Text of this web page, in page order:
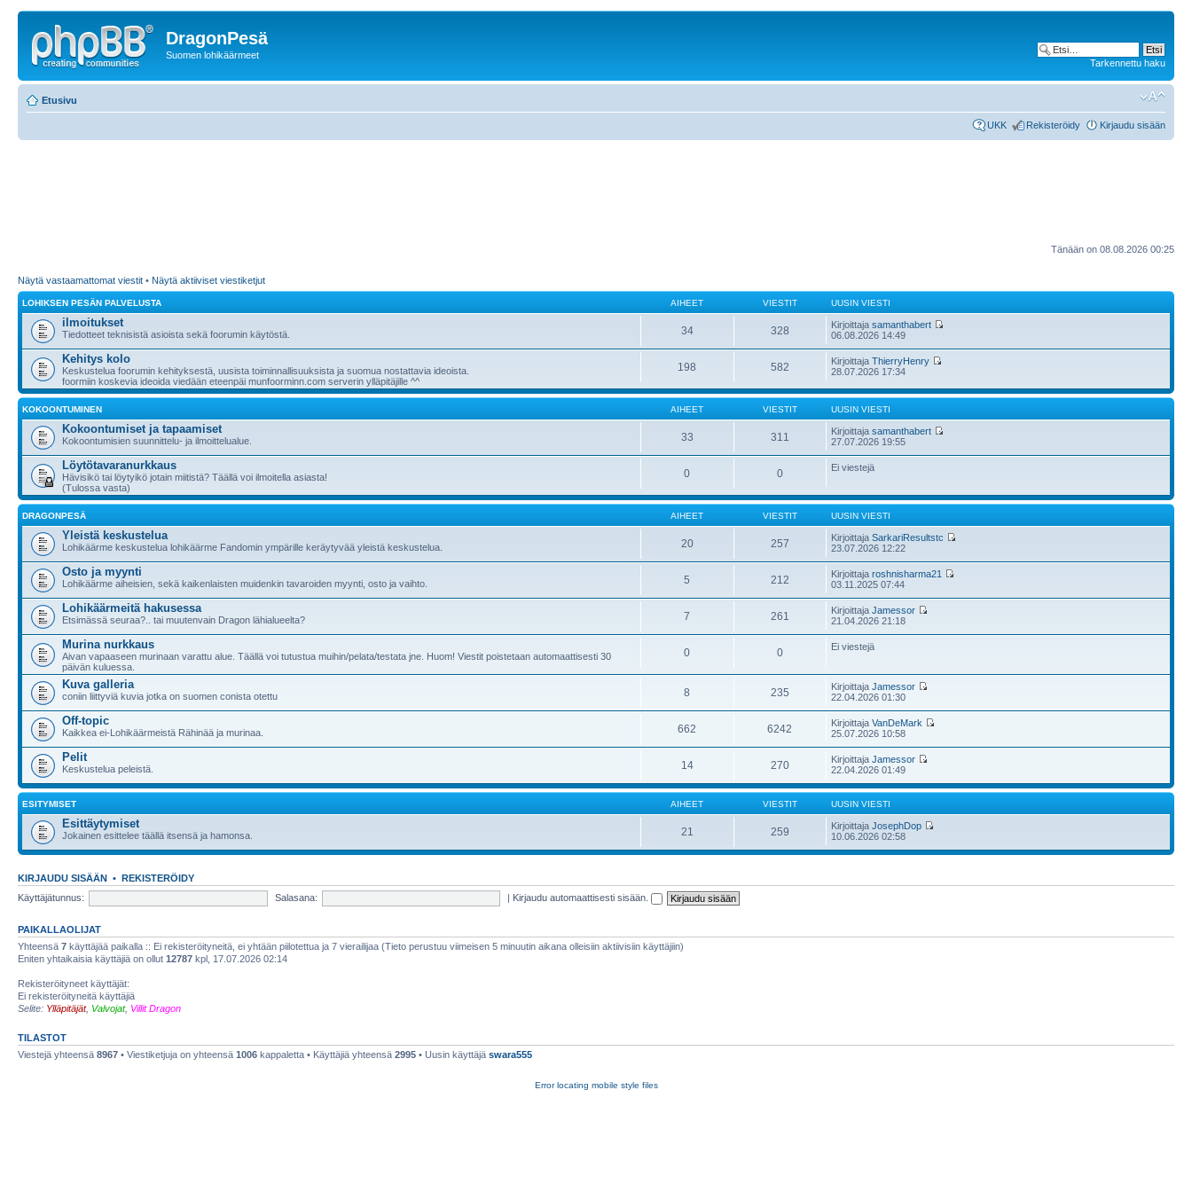
DragonPesä
Suomen lohikäärmeet
Tarkennettu haku
Etusivu
UKK Rekisteröidy Kirjaudu sisään
Tänään on 08.08.2026 00:25
Näytä vastaamattomat viestit • Näytä aktiiviset viestiketjut
LOHIKSEN PESÄN PALVELUSTA AIHEET VIESTIT UUSIN VIESTI
ilmoitukset
Tiedotteet teknisistä asioista sekä foorumin käytöstä. 34 328 Kirjoittajasamanthabert
06.08.2026 14:49
Kehitys kolo
Keskustelua foorumin kehityksestä, uusista toiminnallisuuksista ja suomua nostattavia ideoista.
foormiin koskevia ideoida viedään eteenpäi munfoorminn.com serverin ylläpitäjille ^^
198 582 KirjoittajaThierryHenry
28.07.2026 17:34
KOKOONTUMINEN AIHEET VIESTIT UUSIN VIESTI
Kokoontumiset ja tapaamiset
Kokoontumisien suunnittelu- ja ilmoittelualue. 33 311 Kirjoittajasamanthabert
27.07.2026 19:55
Löytötavaranurkkaus
Hävisikö tai löytyikö jotain miitistä? Täällä voi ilmoitella asiasta!
(Tulossa vasta)
0 0 Ei viestejä
DRAGONPESÄ AIHEET VIESTIT UUSIN VIESTI
Yleistä keskustelua
Lohikäärme keskustelua lohikäärme Fandomin ympärille keräytyvää yleistä keskustelua. 20 257 KirjoittajaSarkariResultstc
23.07.2026 12:22
Osto ja myynti
Lohikäärme aiheisien, sekä kaikenlaisten muidenkin tavaroiden myynti, osto ja vaihto. 5 212 Kirjoittajaroshnisharma21
03.11.2025 07:44
Lohikäärmeitä hakusessa
Etsimässä seuraa?.. tai muutenvain Dragon lähialueelta? 7 261 KirjoittajaJamessor
21.04.2026 21:18
Murina nurkkaus
Aivan vapaaseen murinaan varattu alue. Täällä voi tutustua muihin/pelata/testata jne. Huom! Viestit poistetaan automaattisesti 30
päivän kuluessa.
0 0 Ei viestejä
Kuva galleria
coniin liittyviä kuvia jotka on suomen conista otettu 8 235 KirjoittajaJamessor
22.04.2026 01:30
Off-topic
Kaikkea ei-Lohikäärmeistä Rähinää ja murinaa. 662 6242 KirjoittajaVanDeMark
25.07.2026 10:58
Pelit
Keskustelua peleistä. 14 270 KirjoittajaJamessor
22.04.2026 01:49
ESITYMISET AIHEET VIESTIT UUSIN VIESTI
Esittäytymiset
Jokainen esittelee täällä itsensä ja hamonsa. 21 259 KirjoittajaJosephDop
10.06.2026 02:58
KIRJAUDU SISÄÄN • REKISTERÖIDY
Käyttäjätunnus:
Salasana: | Kirjaudu automaattisesti sisään.
PAIKALLAOLIJAT
Yhteensä 7 käyttäjää paikalla :: Ei rekisteröityneitä, ei yhtään piilotettua ja 7 vierailijaa (Tieto perustuu viimeisen 5 minuutin aikana olleisiin aktiivisiin käyttäjiin)
Eniten yhtaikaisia käyttäjiä on ollut 12787 kpl, 17.07.2026 02:14
Rekisteröityneet käyttäjät:
Ei rekisteröityneitä käyttäjiä
Selite: Ylläpitäjät, Valvojat, Villit Dragon
TILASTOT
Viestejä yhteensä 8967 • Viestiketjuja on yhteensä 1006 kappaletta • Käyttäjiä yhteensä 2995 • Uusin käyttäjä swara555
Error locating mobile style files